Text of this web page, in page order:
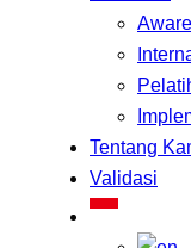
Tentang
Validasi